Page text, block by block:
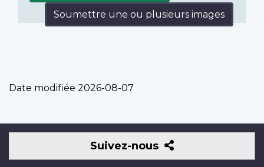
Soumettre une ou plusieurs images
Date modifiée 2026-08-07
Suivez-nous
Suivez-
nous